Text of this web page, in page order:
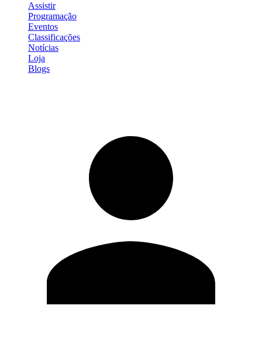
Assistir
Programação
Eventos
Classificações
Notícias
Loja
Blogs